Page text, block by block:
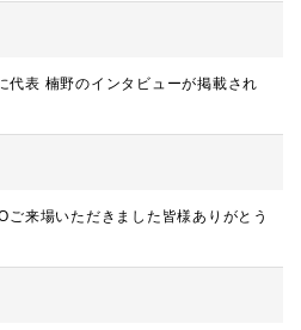
代表 楠野のインタビューが掲載され
ご来場いただきました皆様ありがとう